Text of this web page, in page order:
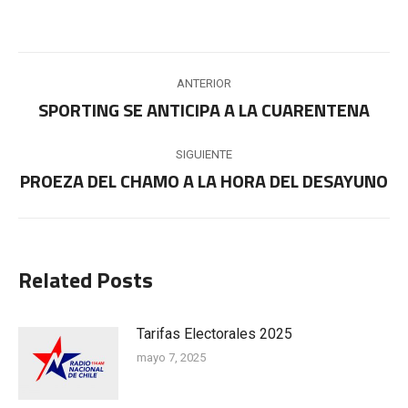
entre
publicaciones
ANTERIOR
Publicación
SPORTING SE ANTICIPA A LA CUARENTENA
SIGUIENTE
Publicación
PROEZA DEL CHAMO A LA HORA DEL DESAYUNO
Related Posts
Tarifas Electorales 2025
mayo 7, 2025